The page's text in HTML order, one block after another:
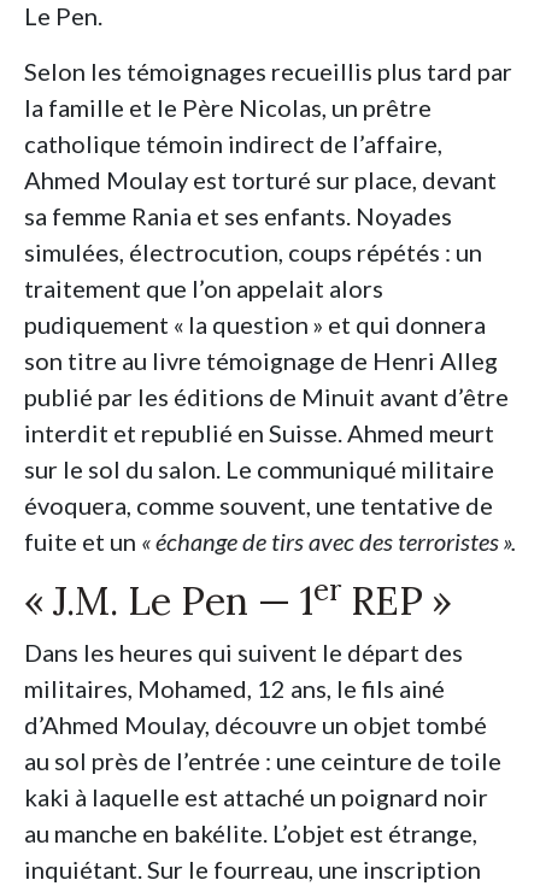
Le Pen.
Selon les témoignages recueillis plus tard par
la famille et le Père Nicolas, un prêtre
catholique témoin indirect de l’affaire,
Ahmed Moulay est torturé sur place, devant
sa femme Rania et ses enfants. Noyades
simulées, électrocution, coups répétés : un
traitement que l’on appelait alors
pudiquement « la question » et qui donnera
son titre au livre témoignage de Henri Alleg
publié par les éditions de Minuit avant d’être
interdit et republié en Suisse. Ahmed meurt
sur le sol du salon. Le communiqué militaire
évoquera, comme souvent, une tentative de
fuite et un «échange de tirs avec des terroristes».
« J.M. Le Pen — 1er REP »
Dans les heures qui suivent le départ des
militaires, Mohamed, 12 ans, le fils ainé
d’Ahmed Moulay, découvre un objet tombé
au sol près de l’entrée : une ceinture de toile
kaki à laquelle est attaché un poignard noir
au manche en bakélite. L’objet est étrange,
inquiétant. Sur le fourreau, une inscription